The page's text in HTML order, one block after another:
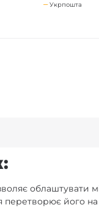
Укрпошта
облаштувати
перетворює його